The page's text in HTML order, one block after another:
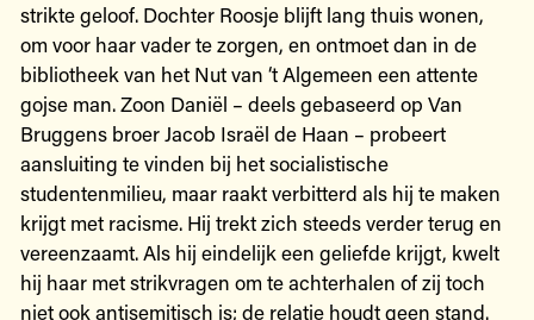
strikte geloof. Dochter Roosje blijft lang thuis wonen,
om voor haar vader te zorgen, en ontmoet dan in de
bibliotheek van het Nut van ‘t Algemeen een attente
gojse man. Zoon Daniël – deels gebaseerd op Van
Bruggens broer Jacob Israël de Haan – probeert
aansluiting te vinden bij het socialistische
studentenmilieu, maar raakt verbitterd als hij te maken
krijgt met racisme. Hij trekt zich steeds verder terug en
vereenzaamt. Als hij eindelijk een geliefde krijgt, kwelt
hij haar met strikvragen om te achterhalen of zij toch
niet ook antisemitisch is; de relatie houdt geen stand.